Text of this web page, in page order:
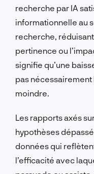
recherche par IA
informationnelle au
recherche,
pertinence ou
signifie qu’une
pas nécessairement
moindre.
Les rapports axés
hypothèses
données qui
l’efficacité avec